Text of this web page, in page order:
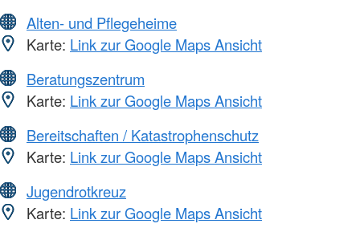
Alten- und Pflegeheime
Karte: Link zur Google Maps Ansicht
Beratungszentrum
Karte: Link zur Google Maps Ansicht
Bereitschaften / Katastrophenschutz
Karte: Link zur Google Maps Ansicht
Jugendrotkreuz
Karte: Link zur Google Maps Ansicht